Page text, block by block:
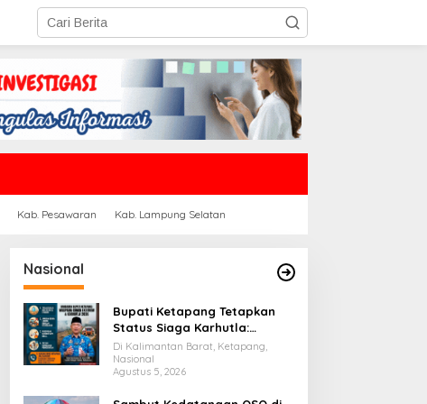
Kab. Pesawaran Kab. Lampung Selatan
Nasional
Bupati Ketapang Tetapkan
Status Siaga Karhutla:
Masyarakat Diimbau
Waspada Cuaca Ekstrem
Di Kalimantan Barat, Ketapang,
Nasional
Agustus 5, 2026